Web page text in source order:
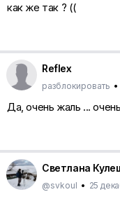
как же так ? ((
Reflex
разблокировать •
Да, очень жаль ...
Светлана
@svkoul • 25